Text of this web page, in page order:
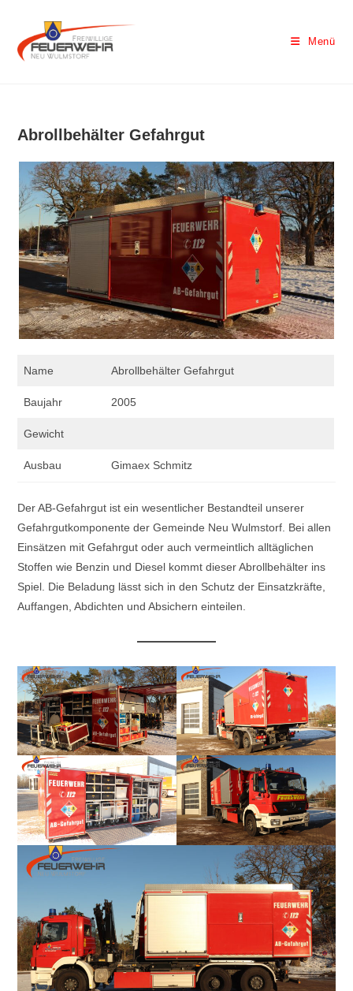
Menü
Abrollbehälter Gefahrgut
Name Abrollbehälter Gefahrgut
Baujahr 2005
Gewicht
Ausbau Gimaex Schmitz
Der AB-Gefahrgut ist ein wesentlicher Bestandteil unserer
Gefahrgutkomponente der Gemeinde Neu Wulmstorf. Bei allen
Einsätzen mit Gefahrgut oder auch vermeintlich alltäglichen
Stoffen wie Benzin und Diesel kommt dieser Abrollbehälter ins
Spiel. Die Beladung lässt sich in den Schutz der Einsatzkräfte,
Auffangen, Abdichten und Absichern einteilen.